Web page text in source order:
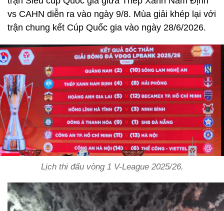
vs CAHN diễn ra vào ngày 9/8. Mùa giải khép lại với
trận chung kết Cúp Quốc gia vào ngày 28/6/2026.
Lịch thi đấu vòng 1 V-League 2025/26.